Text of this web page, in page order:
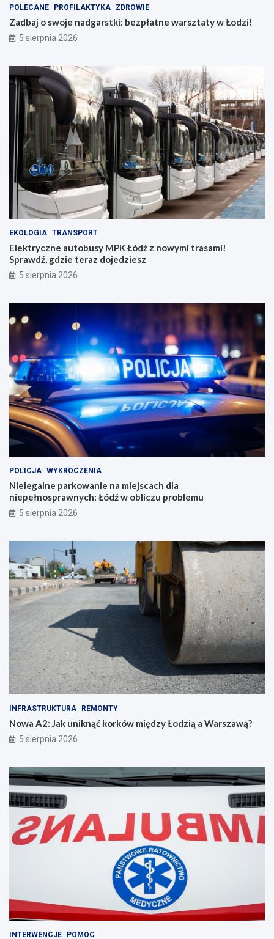
POLECANE PROFILAKTYKA ZDROWIE
Zadbaj o swoje nadgarstki: bezpłatne warsztaty w Łodzi!
5 sierpnia 2026
EKOLOGIA TRANSPORT
Elektryczne autobusy MPK Łódź z nowymi trasami!
Sprawdź, gdzie teraz dojedziesz
5 sierpnia 2026
POLICJA WYKROCZENIA
Nielegalne parkowanie na miejscach dla
niepełnosprawnych: Łódź w obliczu problemu
5 sierpnia 2026
INFRASTRUKTURA REMONTY
Nowa A2: Jak uniknąć korków między Łodzią a Warszawą?
5 sierpnia 2026
INTERWENCJE POMOC